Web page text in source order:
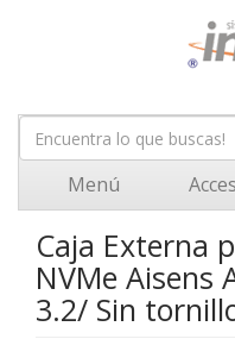
Menú
Caja Externa
NVMe Aisens
3.2/ Sin